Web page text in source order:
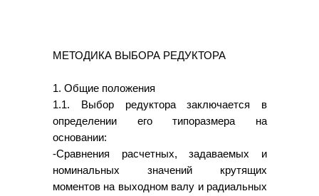
МЕТОДИКА ВЫБОРА РЕДУКТОРА
1. Общие положения
1.1. Выбор редуктора заключается в
определении его типоразмера на
основании:
-Сравнения расчетных, задаваемых и
номинальных значений крутящих
моментов на выходном валу и радиальных